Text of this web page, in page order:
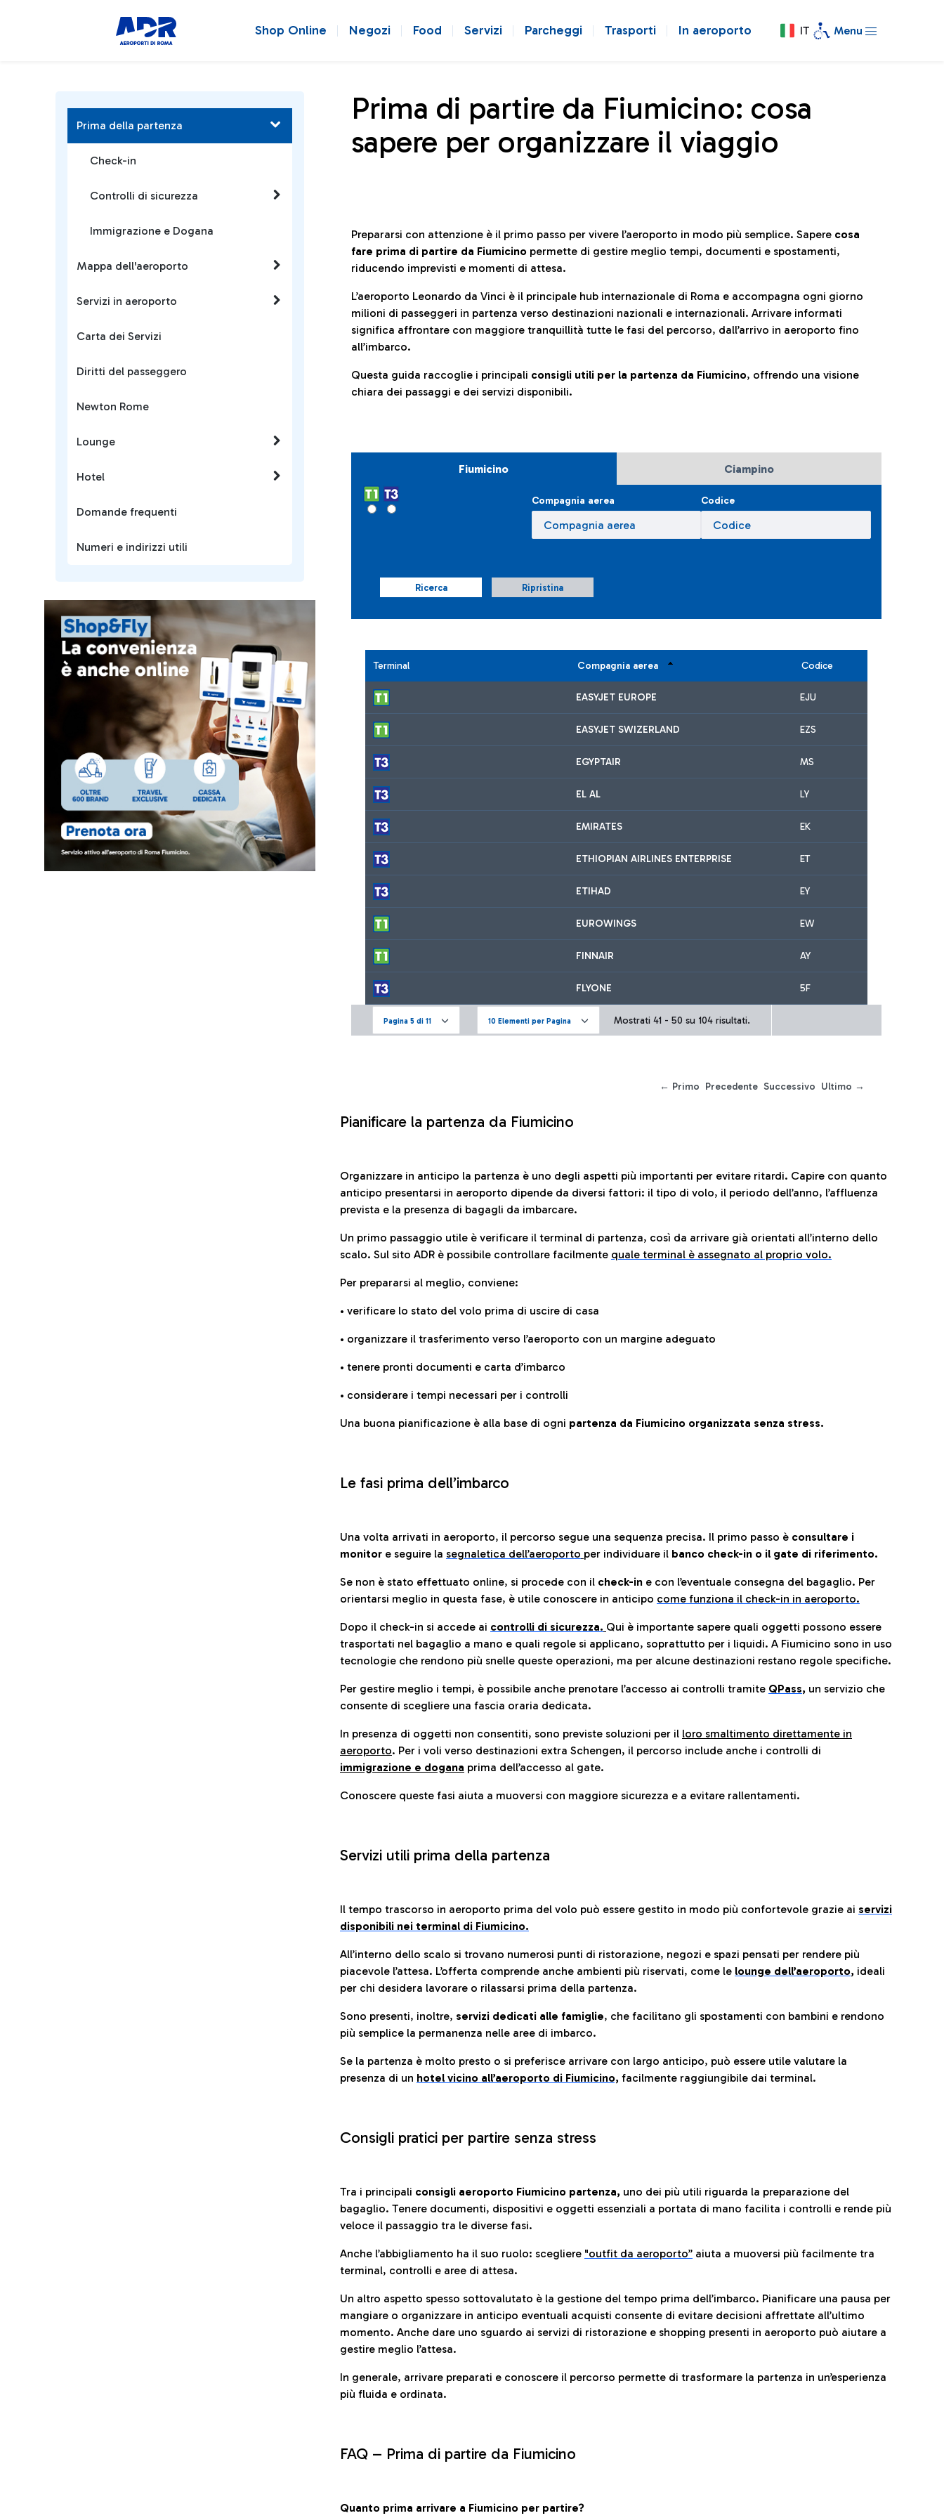
Shop Online Negozi Food Servizi Parcheggi Trasporti In aeroporto IT Menu
Prima di partire da Fiumicino: cosa
sapere per organizzare il viaggio
Prepararsi con attenzione è il primo passo per vivere l’aeroporto in modo più semplice. Sapere cosa
fare prima di partire da Fiumicino permette di gestire meglio tempi, documenti e spostamenti,
riducendo imprevisti e momenti di attesa.
L’aeroporto Leonardo da Vinci è il principale hub internazionale di Roma e accompagna ogni giorno
milioni di passeggeri in partenza verso destinazioni nazionali e internazionali. Arrivare informati
significa affrontare con maggiore tranquillità tutte le fasi del percorso, dall’arrivo in aeroporto fino
all’imbarco.
Questa guida raccoglie i principali consigli utili per la partenza da Fiumicino, offrendo una visione
chiara dei passaggi e dei servizi disponibili.
Fiumicino Ciampino
Compagnia aerea Codice
Ricerca Ripristina
Terminal Compagnia aerea Codice
EASYJET EUROPE EJU
EASYJET SWIZERLAND EZS
EGYPTAIR MS
EL AL LY
EMIRATES EK
ETHIOPIAN AIRLINES ENTERPRISE ET
ETIHAD EY
EUROWINGS EW
FINNAIR AY
FLYONE 5F
Pagina 5 di 11 10 Elementi per Pagina Mostrati 41 - 50 su 104 risultati.
← Primo Precedente Successivo Ultimo →
Pianificare la partenza da Fiumicino
Organizzare in anticipo la partenza è uno degli aspetti più importanti per evitare ritardi. Capire con quanto
anticipo presentarsi in aeroporto dipende da diversi fattori: il tipo di volo, il periodo dell’anno, l’affluenza
prevista e la presenza di bagagli da imbarcare.
Un primo passaggio utile è verificare il terminal di partenza, così da arrivare già orientati all’interno dello
scalo. Sul sito ADR è possibile controllare facilmente quale terminal è assegnato al proprio volo.
Per prepararsi al meglio, conviene:
• verificare lo stato del volo prima di uscire di casa
• organizzare il trasferimento verso l’aeroporto con un margine adeguato
• tenere pronti documenti e carta d’imbarco
• considerare i tempi necessari per i controlli
Una buona pianificazione è alla base di ogni partenza da Fiumicino organizzata senza stress.
Le fasi prima dell’imbarco
Una volta arrivati in aeroporto, il percorso segue una sequenza precisa. Il primo passo è consultare i
monitor e seguire la segnaletica dell’aeroporto per individuare il banco check-in o il gate di riferimento.
Se non è stato effettuato online, si procede con il check-in e con l’eventuale consegna del bagaglio. Per
orientarsi meglio in questa fase, è utile conoscere in anticipo come funziona il check-in in aeroporto.
Dopo il check-in si accede ai controlli di sicurezza. Qui è importante sapere quali oggetti possono essere
trasportati nel bagaglio a mano e quali regole si applicano, soprattutto per i liquidi. A Fiumicino sono in uso
tecnologie che rendono più snelle queste operazioni, ma per alcune destinazioni restano regole specifiche.
Per gestire meglio i tempi, è possibile anche prenotare l’accesso ai controlli tramite QPass, un servizio che
consente di scegliere una fascia oraria dedicata.
In presenza di oggetti non consentiti, sono previste soluzioni per il loro smaltimento direttamente in
aeroporto. Per i voli verso destinazioni extra Schengen, il percorso include anche i controlli di
immigrazione e dogana prima dell’accesso al gate.
Conoscere queste fasi aiuta a muoversi con maggiore sicurezza e a evitare rallentamenti.
Servizi utili prima della partenza
Il tempo trascorso in aeroporto prima del volo può essere gestito in modo più confortevole grazie ai servizi
disponibili nei terminal di Fiumicino.
All’interno dello scalo si trovano numerosi punti di ristorazione, negozi e spazi pensati per rendere più
piacevole l’attesa. L’offerta comprende anche ambienti più riservati, come le lounge dell’aeroporto, ideali
per chi desidera lavorare o rilassarsi prima della partenza.
Sono presenti, inoltre, servizi dedicati alle famiglie, che facilitano gli spostamenti con bambini e rendono
più semplice la permanenza nelle aree di imbarco.
Se la partenza è molto presto o si preferisce arrivare con largo anticipo, può essere utile valutare la
presenza di un hotel vicino all’aeroporto di Fiumicino, facilmente raggiungibile dai terminal.
Consigli pratici per partire senza stress
Tra i principali consigli aeroporto Fiumicino partenza, uno dei più utili riguarda la preparazione del
bagaglio. Tenere documenti, dispositivi e oggetti essenziali a portata di mano facilita i controlli e rende più
veloce il passaggio tra le diverse fasi.
Anche l’abbigliamento ha il suo ruolo: scegliere "outfit da aeroporto” aiuta a muoversi più facilmente tra
terminal, controlli e aree di attesa.
Un altro aspetto spesso sottovalutato è la gestione del tempo prima dell’imbarco. Pianificare una pausa per
mangiare o organizzare in anticipo eventuali acquisti consente di evitare decisioni affrettate all’ultimo
momento. Anche dare uno sguardo ai servizi di ristorazione e shopping presenti in aeroporto può aiutare a
gestire meglio l’attesa.
In generale, arrivare preparati e conoscere il percorso permette di trasformare la partenza in un’esperienza
più fluida e ordinata.
FAQ – Prima di partire da Fiumicino
Quanto prima arrivare a Fiumicino per partire?
Prima della partenza
Check-in
Controlli di sicurezza
Immigrazione e Dogana
Mappa dell'aeroporto
Servizi in aeroporto
Carta dei Servizi
Diritti del passeggero
Newton Rome
Lounge
Hotel
Domande frequenti
Numeri e indirizzi utili